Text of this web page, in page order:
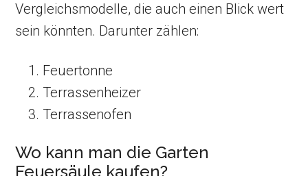
Vergleichsmodelle, die auch einen Blick wert
sein könnten. Darunter zählen:
Feuertonne
Terrassenheizer
Terrassenofen
Wo kann man die Garten
Feuersäule kaufen?